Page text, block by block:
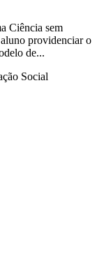
Ciência sem
providenciar o
de...
Social